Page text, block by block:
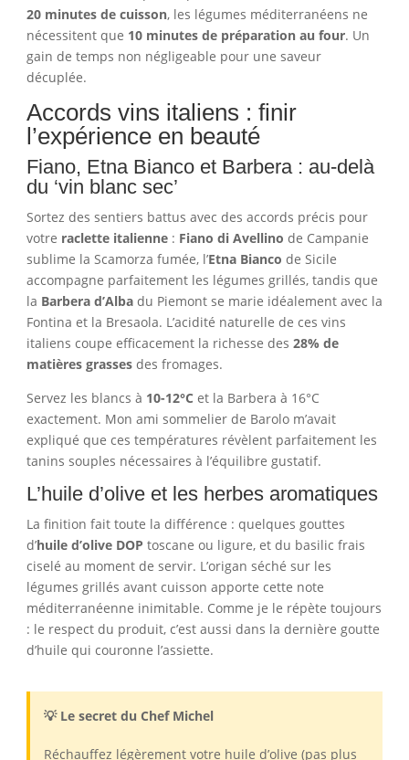
20 minutes de cuisson, les légumes méditerranéens ne
nécessitent que 10 minutes de préparation au four. Un
gain de temps non négligeable pour une saveur
décuplée.
Accords vins italiens : finir
l’expérience en beauté
Fiano, Etna Bianco et Barbera : au-delà
du ‘vin blanc sec’
Sortez des sentiers battus avec des accords précis pour
votre raclette italienne: Fiano di Avellino de Campanie
sublime la Scamorza fumée, l’Etna Bianco de Sicile
accompagne parfaitement les légumes grillés, tandis que
la Barbera d’Albadu Piemont se marie idéalement avec la
Fontina et la Bresaola. L’acidité naturelle de ces vins
italiens coupe efficacement la richesse des 28% de
matières grassesdes fromages.
Servez les blancs à 10-12°C et la Barbera à 16°C
exactement. Mon ami sommelier de Barolo m’avait
expliqué que ces températures révèlent parfaitement les
tanins souples nécessaires à l’équilibre gustatif.
L’huile d’olive et les herbes aromatiques
La finition fait toute la différence : quelques gouttes
d’huile d’olive DOP toscane ou ligure, et du basilic frais
ciselé au moment de servir. L’origan séché sur les
légumes grillés avant cuisson apporte cette note
méditerranéenne inimitable. Comme je le répète toujours
: le respect du produit, c’est aussi dans la dernière goutte
d’huile qui couronne l’assiette.
💡 Le secret du Chef Michel
Réchauffez légèrement votre huile d’olive (pas plus